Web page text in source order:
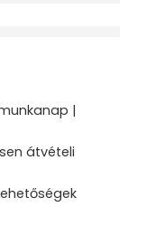
|
átvételi